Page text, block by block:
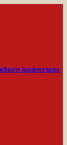
Ιεράπετρας